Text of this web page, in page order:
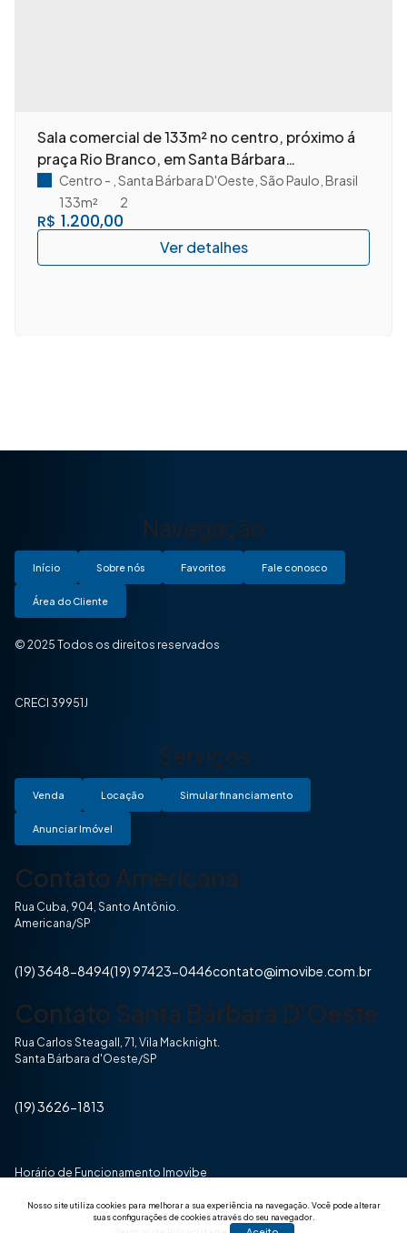
Nosso site utiliza cookies para melhorar a sua experiência na navegação. Você pode alterar
suas configurações de cookies através do seu navegador.
Sala comercial de 133m² no centro, próximo á
praça Rio Branco, em Santa Bárbara
D'Oeste/SP.
R$ 1.200,00
Centro Santa Bárbara D'Oeste São Paulo Brasil
2
133m²
Navegação
Início Sobre nós Favoritos Fale conosco
Área do Cliente
© 2025 Todos os direitos reservados
CRECI 39951J
Serviços
Venda Locação Simular financiamento
Anunciar Imóvel
Contato Americana
Rua Cuba, 904, Santo Antônio.
Americana/SP
(19) 3648-8494(19) 97423-0446contato@imovibe.com.br
Contato Santa Bárbara D'Oeste
Rua Carlos Steagall, 71, Vila Macknight.
Santa Bárbara d'Oeste/SP
(19) 3626-1813
Horário de Funcionamento Imovibe
Seg a Sexta das 8hrs às 17h30min